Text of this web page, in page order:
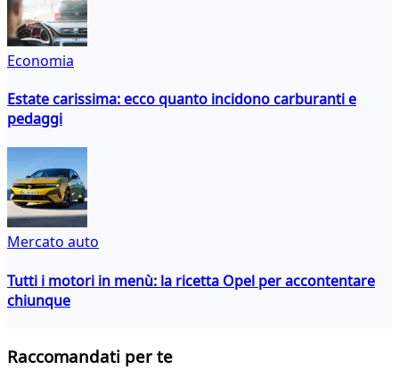
Economia
Estate carissima: ecco quanto incidono carburanti e
pedaggi
Mercato auto
Tutti i motori in menù: la ricetta Opel per accontentare
chiunque
Raccomandati per te